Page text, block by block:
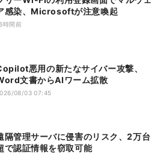
感染、Microsoftが注意喚起
時間前
悪用の新たなサイバー攻撃、
文書からAIワーム拡散
08/03 07:45
隔管理サーバに侵害のリスク、2万台
で認証情報を窃取可能